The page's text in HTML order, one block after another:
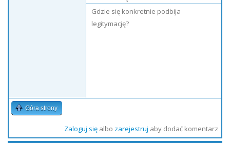
Gdzie się konkretnie podbija
legitymację?
Góra strony
Zaloguj sięalbo zarejestruj aby dodać komentarz